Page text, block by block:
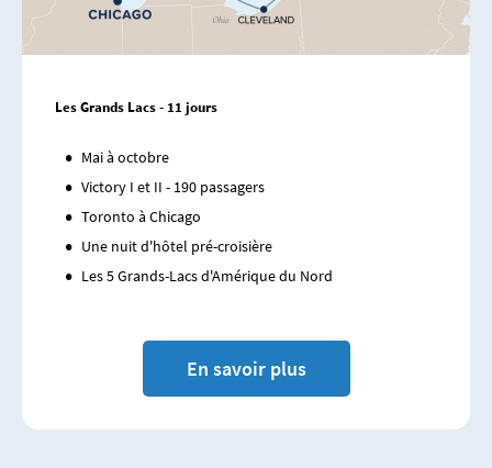
Les Grands Lacs - 11 jours
Mai à octobre
Victory I et II - 190 passagers
Toronto à Chicago
Une nuit d'hôtel pré-croisière
Les 5 Grands-Lacs d'Amérique du Nord
En savoir plus